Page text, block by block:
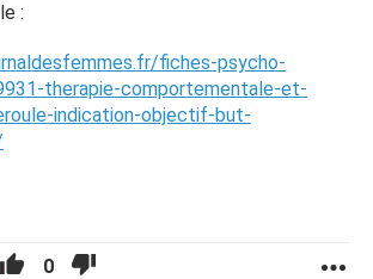
:
fiches-psycho-
therapie-comportementale-et-
indication-objectif-but-
0